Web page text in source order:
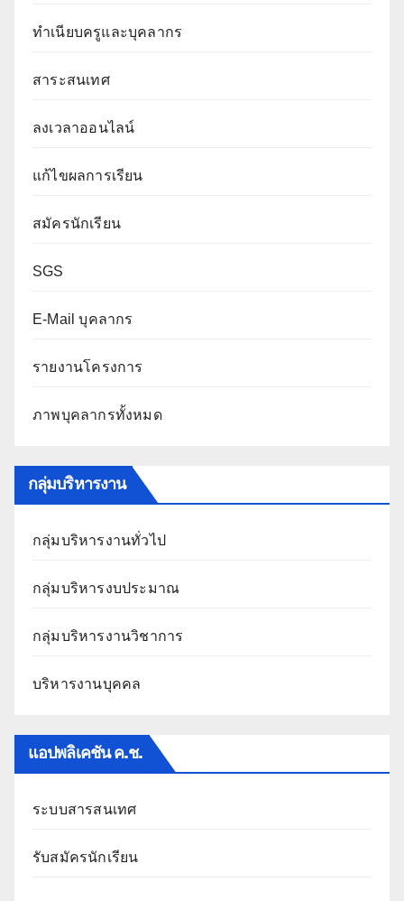
ทำเนียบครูและบุคลากร
สาระสนเทศ
ลงเวลาออนไลน์
แก้ไขผลการเรียน
สมัครนักเรียน
SGS
E-Mail บุคลากร
รายงานโครงการ
ภาพบุคลากรทั้งหมด
กลุ่มบริหารงาน
กลุ่มบริหารงานทั่วไป
กลุ่มบริหารงบประมาณ
กลุ่มบริหารงานวิชาการ
บริหารงานบุคคล
แอปพลิเคชัน ค.ช.
ระบบสารสนเทศ
รับสมัครนักเรียน